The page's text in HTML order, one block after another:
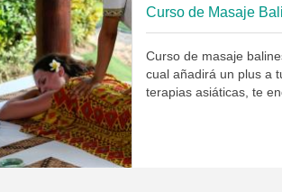
Curso de Masaje
Curso de masaje
cual añadirá un plus a
terapias asiáticas, te